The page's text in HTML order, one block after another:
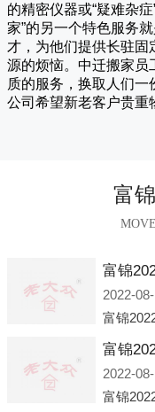
的精密仪器或“疑难杂
家”的另一个特色服务
才，为他们提供长驻固
源的烦恼。 中迁搬家员
质的服务，换取人们一
公司希望新老客户贵重
富
2022-
2022-